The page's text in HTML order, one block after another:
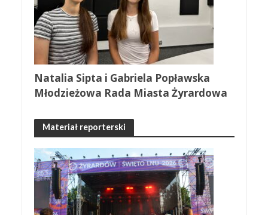
Natalia Sipta i Gabriela Popławska
Młodzieżowa Rada Miasta Żyrardowa
Materiał reporterski